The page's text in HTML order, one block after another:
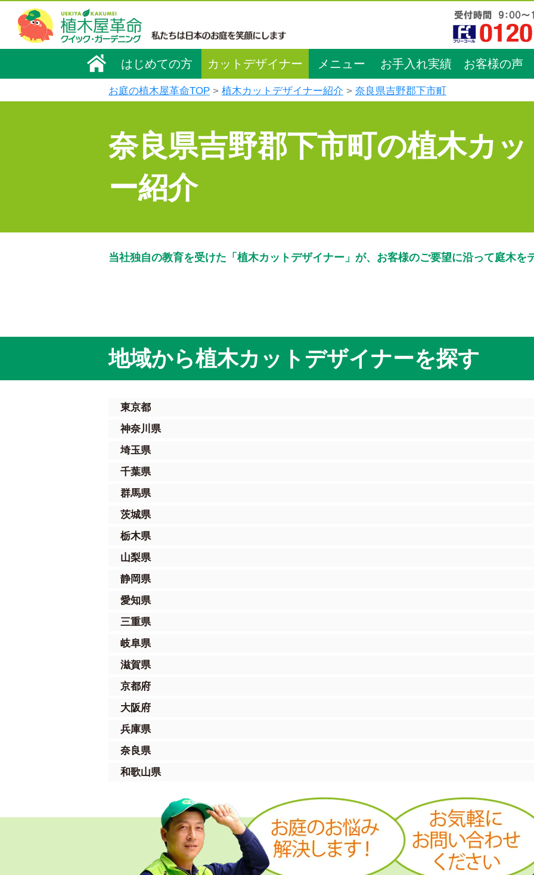
はじめての方 カットデザイナー メニュー お手入れ実績 お客様の声
お庭の植木屋革命TOP 植木カットデザイナー紹介 奈良県吉野郡下市町
奈良県吉野郡下市町の植木カ
ー紹介
当社独自の教育を受けた「植木カットデザイナー」が、お客様のご要望に沿って庭木を
地域から植木カットデザイナーを探す
東京都
神奈川県
埼玉県
千葉県
群馬県
茨城県
栃木県
山梨県
静岡県
愛知県
三重県
岐阜県
滋賀県
京都府
大阪府
兵庫県
奈良県
和歌山県